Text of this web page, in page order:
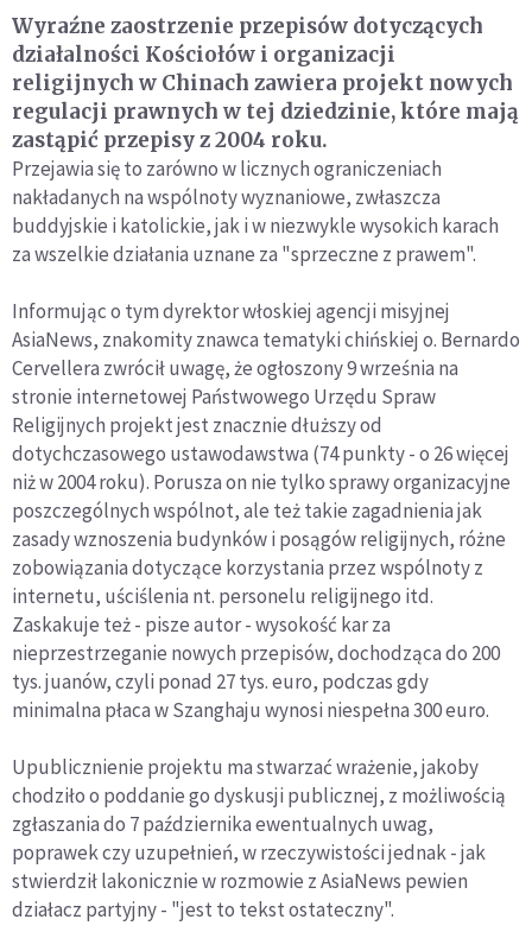
Wyraźne zaostrzenie przepisów dotyczących
działalności Kościołów i organizacji
religijnych w Chinach zawiera projekt nowych
regulacji prawnych w tej dziedzinie, które mają
zastąpić przepisy z 2004 roku.
Przejawia się to zarówno w licznych ograniczeniach
nakładanych na wspólnoty wyznaniowe, zwłaszcza
buddyjskie i katolickie, jak i w niezwykle wysokich karach
za wszelkie działania uznane za "sprzeczne z prawem".
Informując o tym dyrektor włoskiej agencji misyjnej
AsiaNews, znakomity znawca tematyki chińskiej o. Bernardo
Cervellera zwrócił uwagę, że ogłoszony 9 września na
stronie internetowej Państwowego Urzędu Spraw
Religijnych projekt jest znacznie dłuższy od
dotychczasowego ustawodawstwa (74 punkty - o 26 więcej
niż w 2004 roku). Porusza on nie tylko sprawy organizacyjne
poszczególnych wspólnot, ale też takie zagadnienia jak
zasady wznoszenia budynków i posągów religijnych, różne
zobowiązania dotyczące korzystania przez wspólnoty z
internetu, uściślenia nt. personelu religijnego itd.
Zaskakuje też - pisze autor - wysokość kar za
nieprzestrzeganie nowych przepisów, dochodząca do 200
tys. juanów, czyli ponad 27 tys. euro, podczas gdy
minimalna płaca w Szanghaju wynosi niespełna 300 euro.
Upublicznienie projektu ma stwarzać wrażenie, jakoby
chodziło o poddanie go dyskusji publicznej, z możliwością
zgłaszania do 7 października ewentualnych uwag,
poprawek czy uzupełnień, w rzeczywistości jednak - jak
stwierdził lakonicznie w rozmowie z AsiaNews pewien
działacz partyjny - "jest to tekst ostateczny".